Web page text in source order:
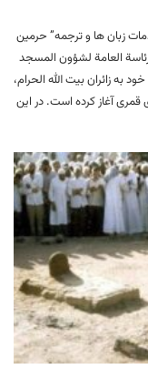
زبان ها و ترجمه” حرمین
العامة لشؤون المسجد
به زائران بیت الله الحرام،
را برای موسم عمره سال ۱۴۴۵ هجری قمری آغاز کرده است. در این